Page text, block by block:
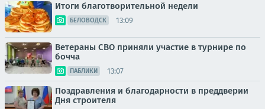
Итоги благотворительной недели
БЕЛОВОДСК 13:09
Ветераны СВО приняли участие в турнире по
бочча
ПАБЛИКИ 13:07
Поздравления и благодарности в преддверии
Дня строителя